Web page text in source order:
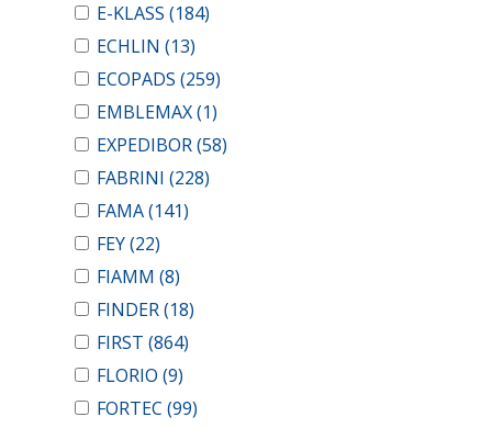
E-KLASS (184)
ECHLIN (13)
ECOPADS (259)
EMBLEMAX(1)
EXPEDIBOR(58)
FABRINI (228)
FAMA(141)
FEY(22)
FIAMM (8)
FINDER(18)
FIRST (864)
FLORIO (9)
FORTEC (99)